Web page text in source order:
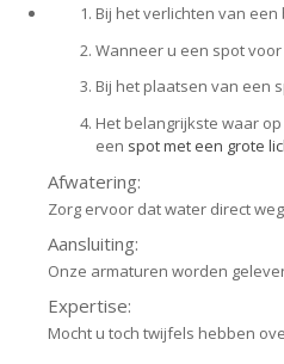
Bij het verlichten van
Wanneer u een spot
Bij het plaatsen van een
Het belangrijkste waar
een spot met een grote
Afwatering:
Zorg ervoor dat water direct
Aansluiting:
Onze armaturen worden
Expertise:
Mocht u toch twijfels hebben